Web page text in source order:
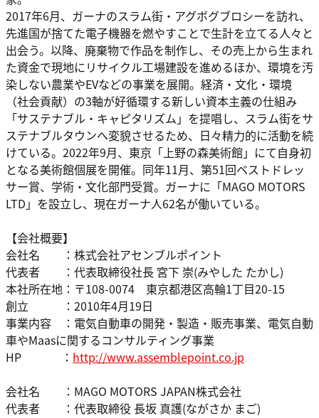
2017年6月、ガーナのスラム街・アグボグブロシーを訪れ、
先進国が捨てた電子機器を燃やすことで生計を立てる人々と
出会う。以降、廃棄物で作品を制作し、その売上から生まれ
た資金で現地にリサイクル工場建設を進めるほか、環境を汚
染しない農業やEVなどの事業を展開。経済・文化・環境
（社会貢献）の3軸が好循環する新しい資本主義の仕組み
「サステナブル・キャピタリズム」を提唱し、スラム街をサ
ステナブルタウンへ変貌させるため、日々精力的に活動を続
けている。2022年9月、東京「上野の森美術館」にて自身初
となる美術館個展を開催。同年11月、第51回ベストドレッ
サー賞、学術・文化部門受賞。ガーナに「MAGO MOTORS
LTD」を設立し、現在ガーナ人62名が働いている。
【会社概要】
会社名 ：株式会社アセンブルポイント
代表者 ：代表取締役社長 宮下 崇(みやした たかし)
本社所在地：〒108-0074 東京都港区高輪1丁目20-15
創立 ：2010年4⽉19⽇
事業内容 ：電気⾃動⾞の開発‧製造‧販売事業、電気⾃動
⾞やMaasに関するコンサルティング事業
HP ： http://www.assemblepoint.co.jp
会社名 ：MAGO MOTORS JAPAN株式会社
代表者 ：代表取締役 長坂 真護(ながさか まご)